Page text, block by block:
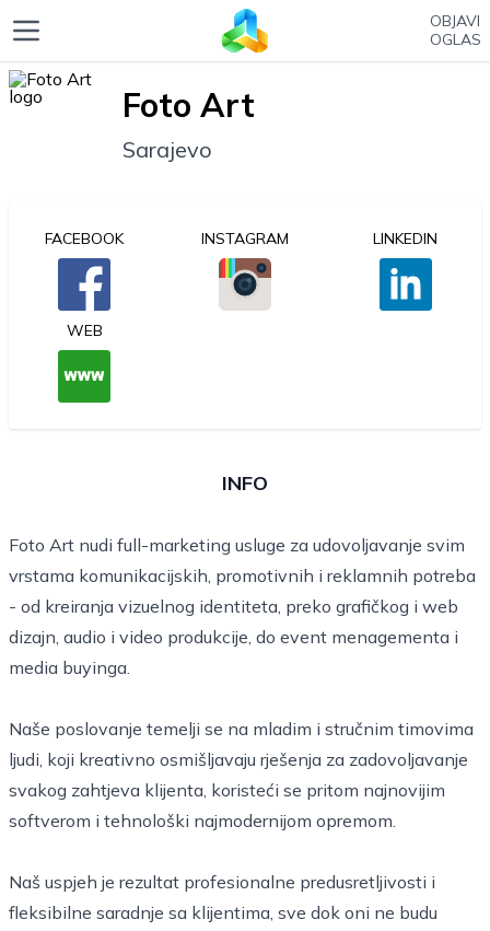
OBJAVI
OGLAS
Foto Art
Sarajevo
FACEBOOK INSTAGRAM LINKEDIN
WEB
INFO
Foto Art nudi full-marketing usluge za udovoljavanje svim
vrstama komunikacijskih, promotivnih i reklamnih potreba
- od kreiranja vizuelnog identiteta, preko grafičkog i web
dizajn, audio i video produkcije, do event menagementa i
media buyinga.
Naše poslovanje temelji se na mladim i stručnim timovima
ljudi, koji kreativno osmišljavaju rješenja za zadovoljavanje
svakog zahtjeva klijenta, koristeći se pritom najnovijim
softverom i tehnološki najmodernijom opremom.
Naš uspjeh je rezultat profesionalne predusretljivosti i
fleksibilne saradnje sa klijentima, sve dok oni ne budu